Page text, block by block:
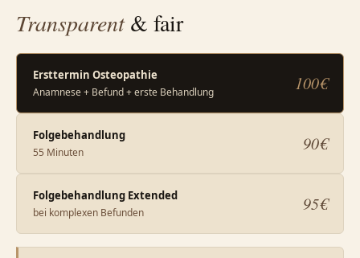
Transparent& fair
Ersttermin Osteopathie
Anamnese + Befund + erste Behandlung 100€
Folgebehandlung
55 Minuten 90€
Folgebehandlung Extended
bei komplexen Befunden 95€